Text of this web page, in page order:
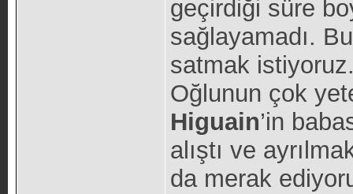
geçirdiği süre
sağlayamadı.
satmak
Oğlunun çok
Higuain’in
alıştı ve
da merak